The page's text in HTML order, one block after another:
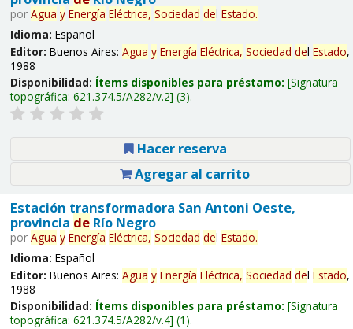
por Agua y Energía Eléctrica, Sociedad del Estado.
Idioma: Español
Editor: Buenos Aires: Agua y Energía Eléctrica, Sociedad del Estado,
1988
Disponibilidad: Ítems disponibles para préstamo: Signatura
topográfica: 621.374.5/A282/v.2 (3).
Hacer reserva
Agregar al carrito
Estación transformadora San Antoni Oeste,
provincia deRío Negro
por Agua y Energía Eléctrica, Sociedad del Estado.
Idioma: Español
Editor: Buenos Aires: Agua y Energía Eléctrica, Sociedad del Estado,
1988
Disponibilidad: Ítems disponibles para préstamo: Signatura
topográfica: 621.374.5/A282/v.4 (1).